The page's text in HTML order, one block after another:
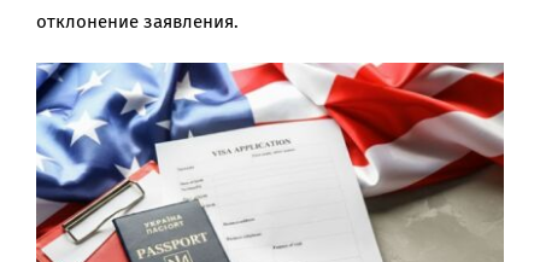
отклонение заявления.